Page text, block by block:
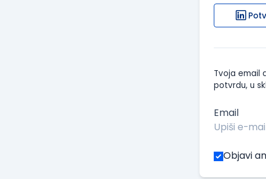
Tvoja email
potvrdu, u
Email
Objavi